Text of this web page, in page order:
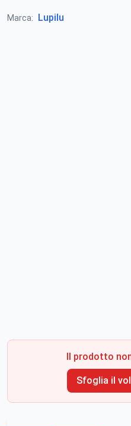
Marca: Lupilu
Il prodotto
Sfoglia il